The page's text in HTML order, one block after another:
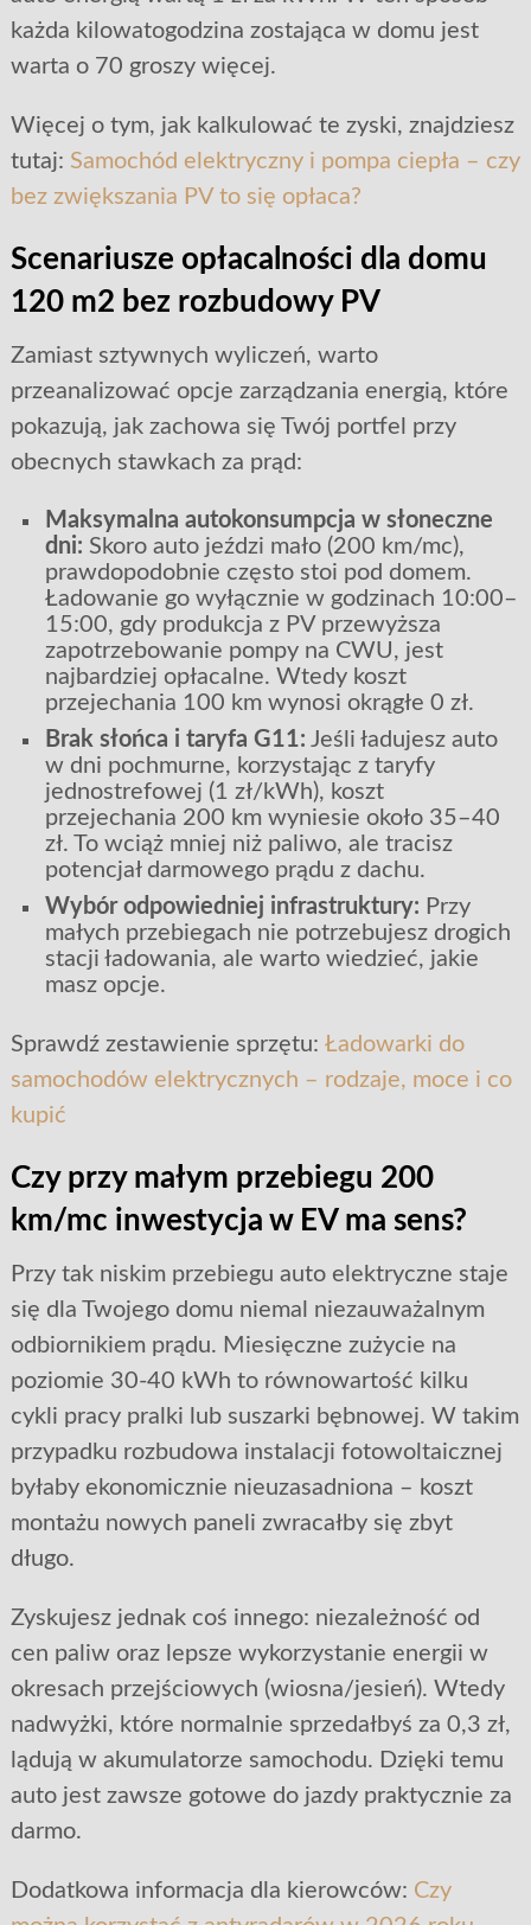
każda kilowatogodzina zostająca w domu jest
warta o 70 groszy więcej.
Więcej o tym, jak kalkulować te zyski, znajdziesz
tutaj: Samochód elektryczny i pompa ciepła – czy
bez zwiększania PV to się opłaca?
Scenariusze opłacalności dla domu
120 m2 bez rozbudowy PV
Zamiast sztywnych wyliczeń, warto
przeanalizować opcje zarządzania energią, które
pokazują, jak zachowa się Twój portfel przy
obecnych stawkach za prąd:
Maksymalna autokonsumpcja w słoneczne
dni: Skoro auto jeździ mało (200 km/mc),
prawdopodobnie często stoi pod domem.
Ładowanie go wyłącznie w godzinach 10:00–
15:00, gdy produkcja z PV przewyższa
zapotrzebowanie pompy na CWU, jest
najbardziej opłacalne. Wtedy koszt
przejechania 100 km wynosi okrągłe 0 zł.
Brak słońca i taryfa G11: Jeśli ładujesz auto
w dni pochmurne, korzystając z taryfy
jednostrefowej (1 zł/kWh), koszt
przejechania 200 km wyniesie około 35–40
zł. To wciąż mniej niż paliwo, ale tracisz
potencjał darmowego prądu z dachu.
Wybór odpowiedniej infrastruktury: Przy
małych przebiegach nie potrzebujesz drogich
stacji ładowania, ale warto wiedzieć, jakie
masz opcje.
Sprawdź zestawienie sprzętu: Ładowarki do
samochodów elektrycznych – rodzaje, moce i co
kupić
Czy przy małym przebiegu 200
km/mc inwestycja w EV ma sens?
Przy tak niskim przebiegu auto elektryczne staje
się dla Twojego domu niemal niezauważalnym
odbiornikiem prądu. Miesięczne zużycie na
poziomie 30-40 kWh to równowartość kilku
cykli pracy pralki lub suszarki bębnowej. W takim
przypadku rozbudowa instalacji fotowoltaicznej
byłaby ekonomicznie nieuzasadniona – koszt
montażu nowych paneli zwracałby się zbyt
długo.
Zyskujesz jednak coś innego: niezależność od
cen paliw oraz lepsze wykorzystanie energii w
okresach przejściowych (wiosna/jesień). Wtedy
nadwyżki, które normalnie sprzedałbyś za 0,3 zł,
lądują w akumulatorze samochodu. Dzięki temu
auto jest zawsze gotowe do jazdy praktycznie za
darmo.
Dodatkowa informacja dla kierowców: Czy